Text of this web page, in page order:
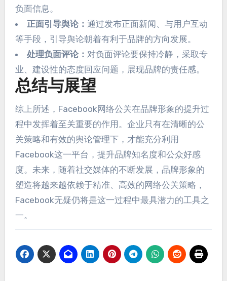
负面信息。
正面引导舆论： 通过发布正面新闻、与用户互动
等手段，引导舆论朝着有利于品牌的方向发展。
处理负面评论： 对负面评论要保持冷静，采取专
业、建设性的态度回应问题，展现品牌的责任感。
总结与展望
综上所述，Facebook网络公关在品牌形象的提升过
程中发挥着至关重要的作用。企业只有在清晰的公
关策略和有效的舆论管理下，才能充分利用
Facebook这一平台，提升品牌知名度和公众好感
度。未来，随着社交媒体的不断发展，品牌形象的
塑造将越来越依赖于精准、高效的网络公关策略，
Facebook无疑仍将是这一过程中最具潜力的工具之
一。